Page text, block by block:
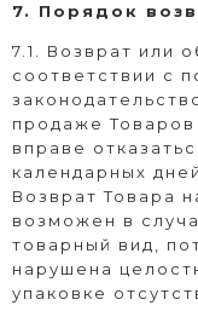
7. Порядок
7.1. Возврат или
соответствии с
продаже
вправе
календарных
Возврат Товара
возможен в
товарный вид,
нарушена
упаковке